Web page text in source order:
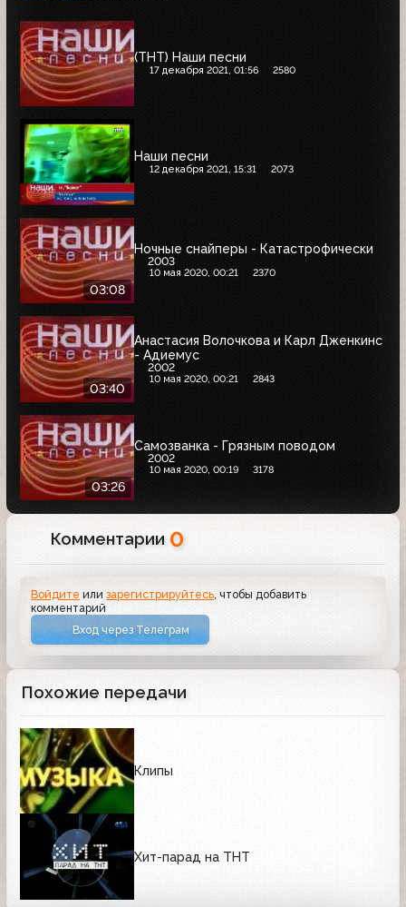
(ТНТ) Наши песни
17 декабря 2021, 01:56 2580
Наши песни
12 декабря 2021, 15:31 2073
03:08
Ночные снайперы - Катастрофически
2003
10 мая 2020, 00:21 2370
03:40
Анастасия Волочкова и Карл Дженкинс
- Адиемус
2002
10 мая 2020, 00:21 2843
03:26
Самозванка - Грязным поводом
2002
10 мая 2020, 00:19 3178
Комментарии 0
Войдите илизарегистрируйтесь, чтобы добавить
комментарий
Вход через Телеграм
Похожие передачи
Клипы
Хит-парад на ТНТ